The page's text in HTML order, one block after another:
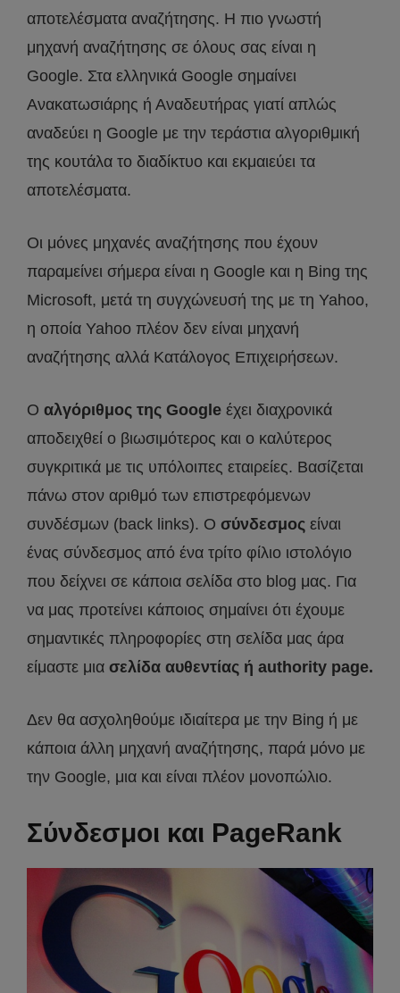
αποτελέσματα αναζήτησης. Η πιο γνωστή
μηχανή αναζήτησης σε όλους σας είναι η
Google. Στα ελληνικά Google σημαίνει
Ανακατωσιάρης ή Αναδευτήρας γιατί απλώς
αναδεύει η Google με την τεράστια αλγοριθμική
της κουτάλα το διαδίκτυο και εκμαιεύει τα
αποτελέσματα.
Οι μόνες μηχανές αναζήτησης που έχουν
παραμείνει σήμερα είναι η Google και η Bing της
Microsoft, μετά τη συγχώνευσή της με τη Yahoo,
η οποία Yahoo πλέον δεν είναι μηχανή
αναζήτησης αλλά Κατάλογος Επιχειρήσεων.
Ο αλγόριθμος της Google έχει διαχρονικά
αποδειχθεί ο βιωσιμότερος και ο καλύτερος
συγκριτικά με τις υπόλοιπες εταιρείες. Βασίζεται
πάνω στον αριθμό των επιστρεφόμενων
συνδέσμων (back links). Ο σύνδεσμος είναι
ένας σύνδεσμος από ένα τρίτο φίλιο ιστολόγιο
που δείχνει σε κάποια σελίδα στο blog μας. Για
να μας προτείνει κάποιος σημαίνει ότι έχουμε
σημαντικές πληροφορίες στη σελίδα μας άρα
είμαστε μια σελίδα αυθεντίας ή authority page.
Δεν θα ασχοληθούμε ιδιαίτερα με την Bing ή με
κάποια άλλη μηχανή αναζήτησης, παρά μόνο με
την Google, μια και είναι πλέον μονοπώλιο.
Σύνδεσμοι και PageRank